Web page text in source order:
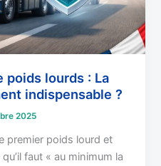
poids lourds : La
indispensable ?
2025
premier poids lourd et
faut « au minimum la